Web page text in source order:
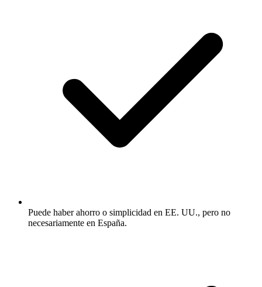
Puede haber ahorro o simplicidad en EE. UU., pero no
necesariamente en España.